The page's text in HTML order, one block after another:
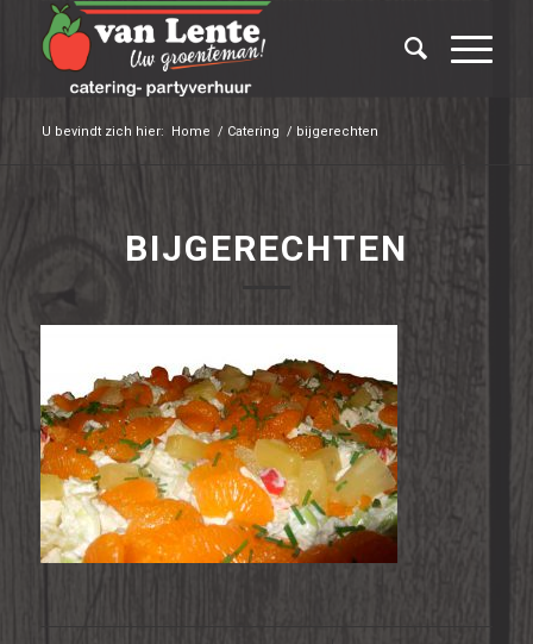
U bevindt zich hier: Home / Catering / bijgerechten
BIJGERECHTEN